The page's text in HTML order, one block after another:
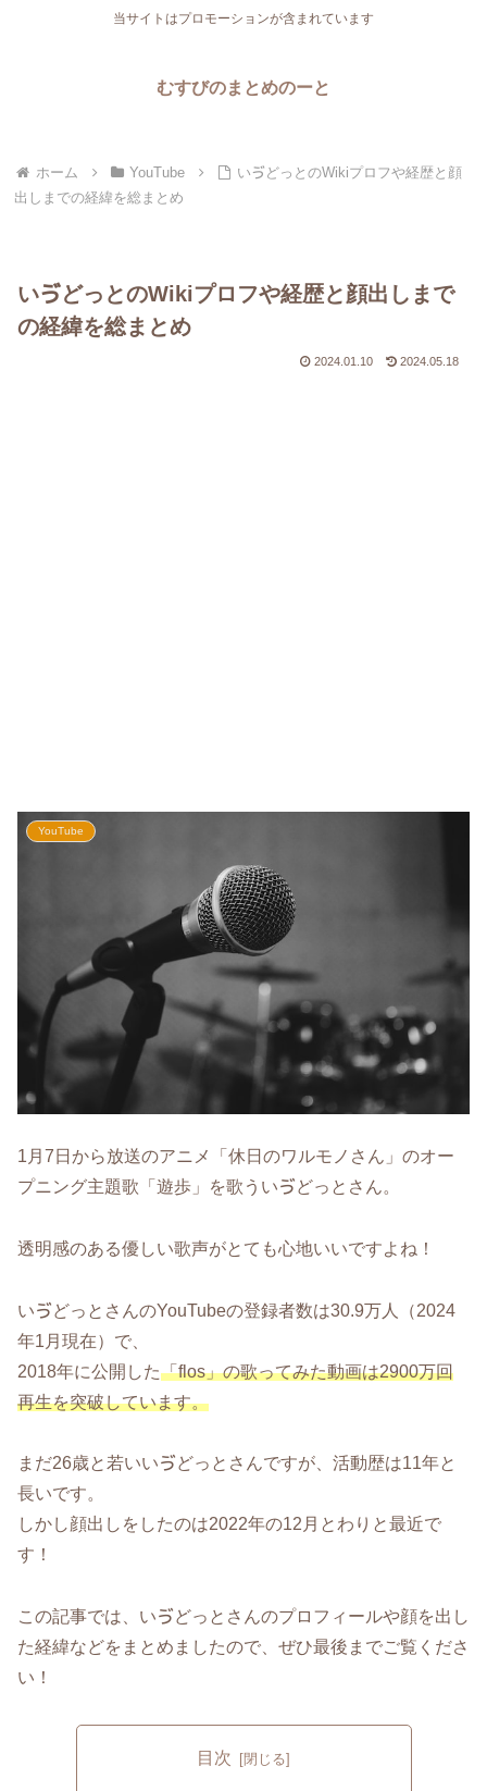
当サイトはプロモーションが含まれています
むすびのまとめのーと
ホーム YouTube
いゔどっとのWikiプロフや経歴と顔
出しまでの経緯を総まとめ
いゔどっとのWikiプロフや経歴と顔出しまで
の経緯を総まとめ
2024.01.10 2024.05.18
YouTube
1月7日から放送のアニメ「休日のワルモノさん」のオー
プニング主題歌「遊歩」を歌ういゔどっとさん。
透明感のある優しい歌声がとても心地いいですよね！
いゔどっとさんのYouTubeの登録者数は30.9万人（2024
年1月現在）で、
2018年に公開した「flos」の歌ってみた動画は2900万回
再生を突破しています。
まだ26歳と若いいゔどっとさんですが、活動歴は11年と
長いです。
しかし顔出しをしたのは2022年の12月とわりと最近で
す！
この記事では、いゔどっとさんのプロフィールや顔を出し
た経緯などをまとめましたので、ぜひ最後までご覧くださ
い！
目次